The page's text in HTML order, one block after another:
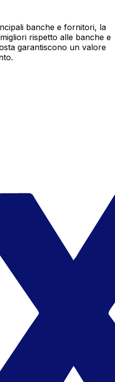
banche e fornitori, la
rispetto alle banche e
garantiscono un valore